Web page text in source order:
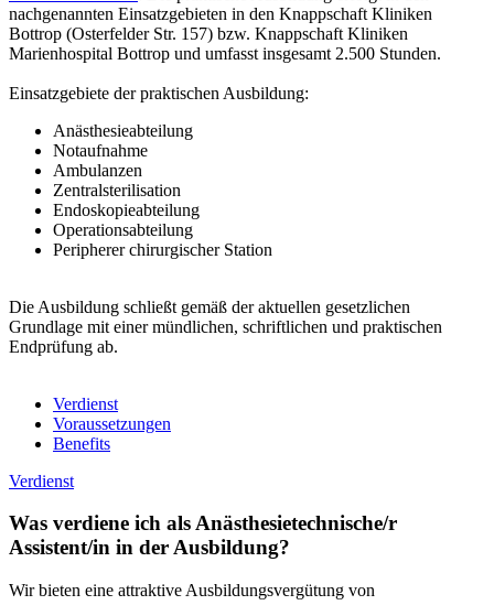
nachgenannten Einsatzgebieten in den Knappschaft Kliniken
Bottrop (Osterfelder Str. 157) bzw. Knappschaft Kliniken
Marienhospital Bottrop und umfasst insgesamt 2.500 Stunden.
Einsatzgebiete der praktischen Ausbildung:
Anästhesieabteilung
Notaufnahme
Ambulanzen
Zentralsterilisation
Endoskopieabteilung
Operationsabteilung
Peripherer chirurgischer Station
Die Ausbildung schließt gemäß der aktuellen gesetzlichen
Grundlage mit einer mündlichen, schriftlichen und praktischen
Endprüfung ab.
Verdienst
Voraussetzungen
Benefits
Verdienst
Was verdiene ich als Anästhesietechnische/r
Assistent/in in der Ausbildung?
Wir bieten eine attraktive Ausbildungsvergütung von